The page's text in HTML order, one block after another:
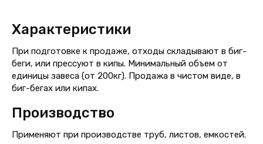
Характеристики
При подготовке к продаже, отходы складывают в биг-
беги, или прессуют в кипы. Минимальный объем от
единицы завеса (от 200кг). Продажа в чистом виде, в
биг-бегах или кипах.
Производство
Применяют при производстве труб, листов, емкостей.